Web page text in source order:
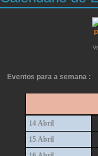
Eventos para a semana :
14 Abril
15 Abril